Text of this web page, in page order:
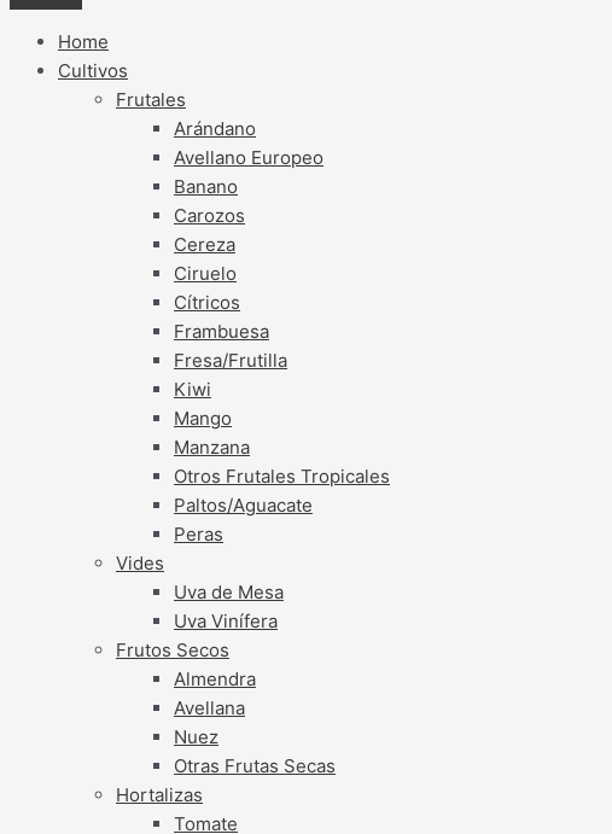
Home
Cultivos
Frutales
Arándano
Avellano Europeo
Banano
Carozos
Cereza
Ciruelo
Cítricos
Frambuesa
Fresa/Frutilla
Kiwi
Mango
Manzana
Otros Frutales Tropicales
Paltos/Aguacate
Peras
Vides
Uva de Mesa
Uva Vinífera
Frutos Secos
Almendra
Avellana
Nuez
Otras Frutas Secas
Hortalizas
Tomate